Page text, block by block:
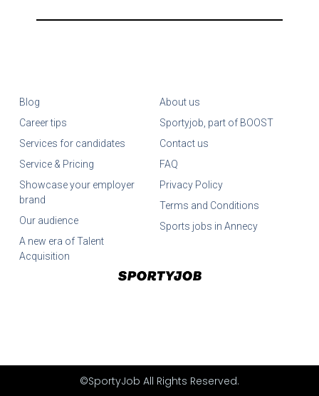
Blog
Career tips
Services for candidates
Service & Pricing
Showcase your employer
brand
Our audience
A new era of Talent
Acquisition
About us
Sportyjob, part of BOOST
Contact us
FAQ
Privacy Policy
Terms and Conditions
Sports jobs in Annecy
©SportyJob All Rights Reserved.